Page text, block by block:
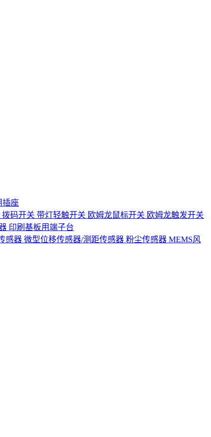
插座
拨码开关 带灯轻触开关 欧姆龙鼠标开关 欧姆龙触发开关
印刷基板用端子台
感器 微型位移传感器/测距传感器 粉尘传感器 MEMS风